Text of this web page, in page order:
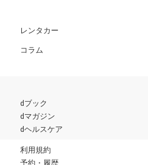
レンタカー
コラム
dブック
dマガジン
dヘルスケア
利用規約
予約・履歴